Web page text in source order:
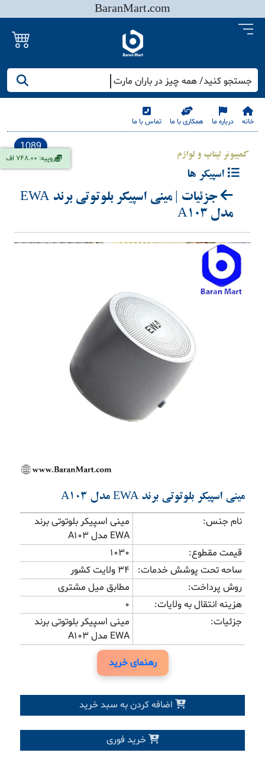
BaranMart.com
جستجو کنید/ همه چیز در باران مارت
خانه درباره ما همکاری با ما تماس با ما
روپیه: 748.00 اف
1089
کمپیوتر لپتاپ و لوازم
اسپیکر ها
جزئیات | مینی اسپیکر بلوتوتی برند EWA
مدل A103
مینی اسپیکر بلوتوتی برند EWA مدل A103
نام جنس:
مینی اسپیکر بلوتوتی برند
EWA مدل A103
قیمت مقطوع:
1030
ساحه تحت پوشش خدمات:
34 ولایت کشور
روش پرداخت:
مطابق میل مشتری
هزینه انتقال به ولایات:
0
جزئیات:
مینی اسپیکر بلوتوتی برند
EWA مدل A103
رهنمای خرید
اضافه کردن به سبد خرید
خرید فوری